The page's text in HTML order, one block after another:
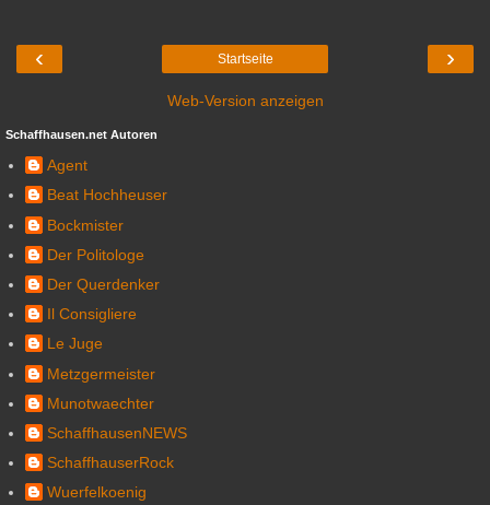
‹ ›
Startseite
Web-Version anzeigen
Schaffhausen.net Autoren
Agent
Beat Hochheuser
Bockmister
Der Politologe
Der Querdenker
Il Consigliere
Le Juge
Metzgermeister
Munotwaechter
SchaffhausenNEWS
SchaffhauserRock
Wuerfelkoenig